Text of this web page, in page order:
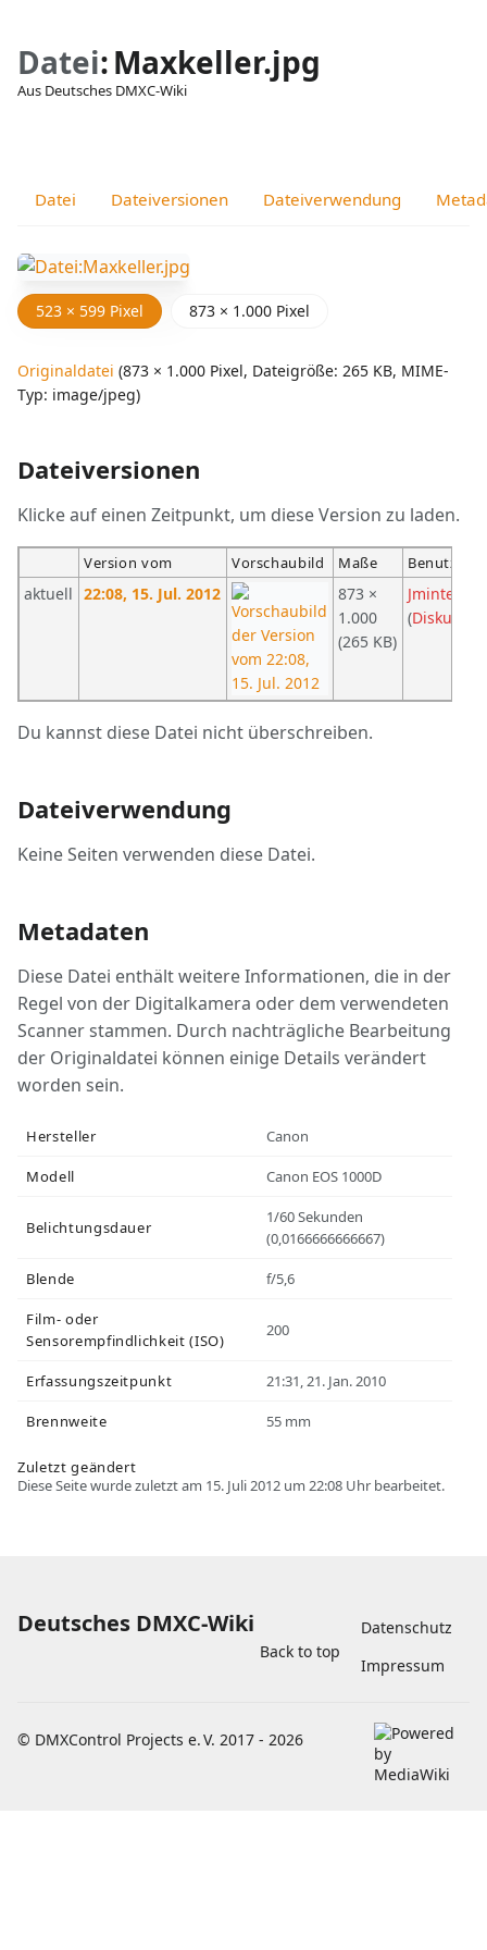
Datei:Maxkeller.jpg
Aus Deutsches DMXC-Wiki
Datei Dateiversionen Dateiverwendung
523 × 599 Pixel 873 × 1.000 Pixel
Originaldatei (873 × 1.000 Pixel, Dateigröße: 265 KB, MIME-
Typ: image/jpeg)
Dateiversionen
Klicke auf einen Zeitpunkt, um diese Version zu laden.
Version vom Vorschaubild Maße Benutzer
aktuell 22:08, 15. Jul. 2012
873 ×
1.000
(265 KB)
(
Du kannst diese Datei nicht überschreiben.
Dateiverwendung
Keine Seiten verwenden diese Datei.
Metadaten
Diese Datei enthält weitere Informationen, die in der
Regel von der Digitalkamera oder dem verwendeten
Scanner stammen. Durch nachträgliche Bearbeitung
der Originaldatei können einige Details verändert
worden sein.
Hersteller Canon
Modell Canon EOS 1000D
Belichtungsdauer
1/60 Sekunden
(0,0166666666667)
Blende f/5,6
Film- oder
Sensorempfindlichkeit (ISO)
200
Erfassungszeitpunkt 21:31, 21. Jan. 2010
Brennweite 55 mm
Zuletzt geändert
Diese Seite wurde zuletzt am 15. Juli 2012 um 22:08 Uhr bearbeitet.
Deutsches DMXC-Wiki
Back to top
Datenschutz
Impressum
© DMXControl Projects e. V. 2017 - 2026